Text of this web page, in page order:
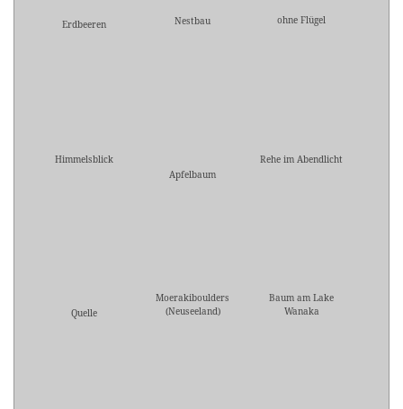
Erdbeeren Nestbau ohne Flügel
Himmelsblick
Apfelbaum
Rehe im Abendlicht
Quelle
Moerakiboulders
(Neuseeland)
Baum am Lake
Wanaka